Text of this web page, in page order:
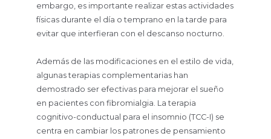
embargo, es importante realizar estas actividades
físicas durante el día o temprano en la tarde para
evitar que interfieran con el descanso nocturno.
Además de las modificaciones en el estilo de vida,
algunas terapias complementarias han
demostrado ser efectivas para mejorar el sueño
en pacientes con fibromialgia. La terapia
cognitivo-conductual para el insomnio (TCC-I) se
centra en cambiar los patrones de pensamiento